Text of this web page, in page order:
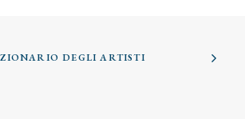
DEGLI ARTISTI